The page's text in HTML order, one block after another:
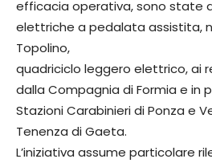
efficacia operativa, sono state
elettriche a pedalata assistita,
Topolino,
quadriciclo leggero elettrico, ai
dalla Compagnia di Formia e in
Stazioni Carabinieri di Ponza e
Tenenza di Gaeta.
L’iniziativa assume particolare